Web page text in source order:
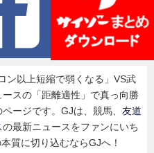
ン以上短縮で弱くなる」VS武
スの「距離適性」で真っ向勝
ージです。GJは、競馬、 友道
の最新ニュースをファンにいち
質に切り込むならGJへ！